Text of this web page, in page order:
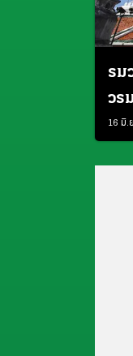
รม
วร
ทะ
16 มิ.